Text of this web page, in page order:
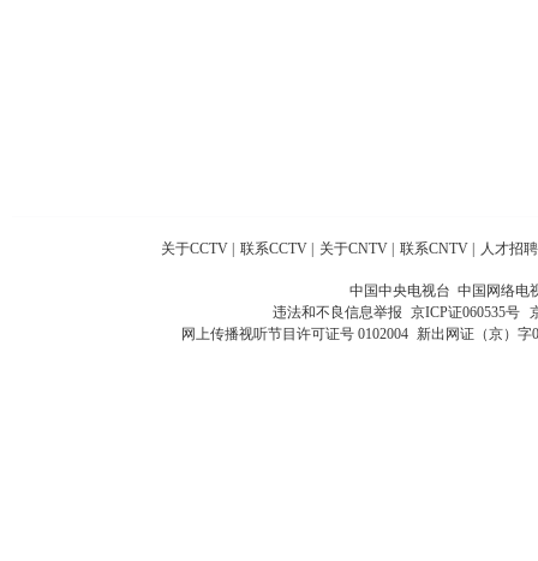
关于CCTV 联系CCTV 关于CNTV 联系CNTV 人才招聘
中国中央电视台 中国网络电
违法和不良信息举报 京ICP证060535号
网上传播视听节目许可证号 0102004 新出网证（京）